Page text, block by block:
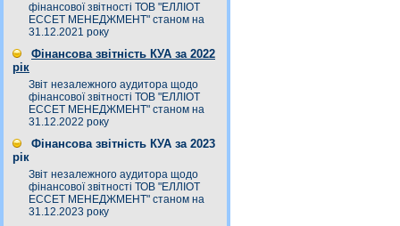
фінансової звітності ТОВ "ЕЛЛІОТ
ЕССЕТ МЕНЕДЖМЕНТ" станом на
31.12.2021 року
Фінансова звітність КУА за 2022
рік
Звіт незалежного аудитора щодо
фінансової звітності ТОВ "ЕЛЛІОТ
ЕССЕТ МЕНЕДЖМЕНТ" станом на
31.12.2022 року
Фінансова звітність КУА за 2023
рік
Звіт незалежного аудитора щодо
фінансової звітності ТОВ "ЕЛЛІОТ
ЕССЕТ МЕНЕДЖМЕНТ" станом на
31.12.2023 року